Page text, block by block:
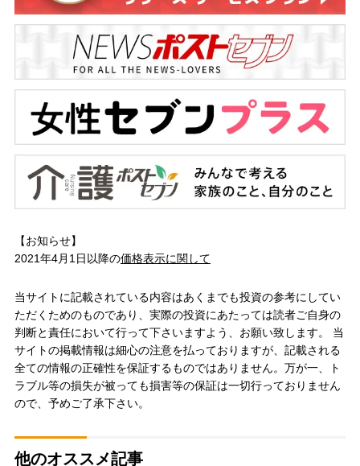
【お知らせ】
2021年4月1日以降の価格表示に関して
当サイトに記載されている内容はあくまでも投資の参考にしてい
ただくためのものであり、実際の投資にあたっては読者ご自身の
判断と責任において行って下さいますよう、お願い致します。 当
サイトの掲載情報は細心の注意を払っておりますが、記載される
全ての情報の正確性を保証するものではありません。万が一、ト
ラブル等の損失が被っても損害等の保証は一切行っておりません
ので、予めご了承下さい。
他のオススメ記事